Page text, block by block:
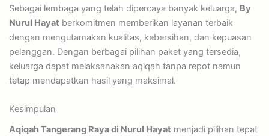
Sebagai lembaga yang telah dipercaya banyak keluarga, By
Nurul Hayat berkomitmen memberikan layanan terbaik
dengan mengutamakan kualitas, kebersihan, dan kepuasan
pelanggan. Dengan berbagai pilihan paket yang tersedia,
keluarga dapat melaksanakan aqiqah tanpa repot namun
tetap mendapatkan hasil yang maksimal.
Kesimpulan
Aqiqah Tangerang Raya di Nurul Hayat menjadi pilihan tepat